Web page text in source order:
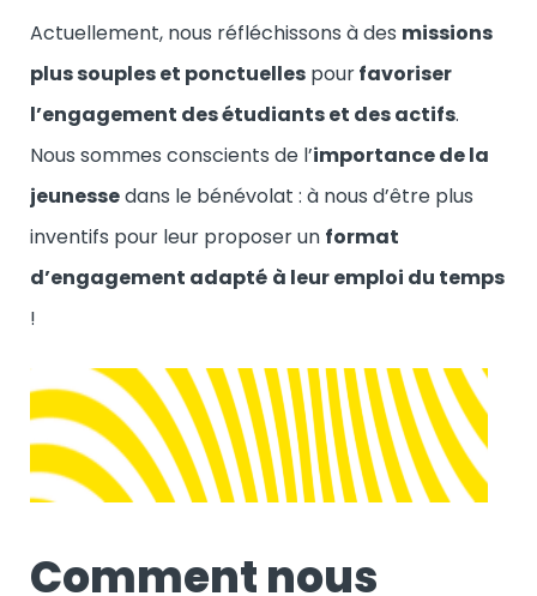
Actuellement, nous réfléchissons à des missions
plus souples et ponctuelles pourfavoriser
l’engagement des étudiants et des actifs.
Nous sommes conscients de l’importance de la
jeunessedans le bénévolat : à nous d’être plus
inventifs pour leur proposer un format
d’engagement adapté à leur emploi du temps
!
Comment nous